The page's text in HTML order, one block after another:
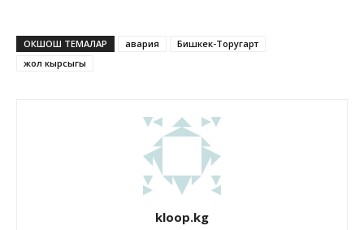
ОКШОШ ТЕМАЛАР авария
Бишкек-Торугарт
жол кырсыгы
kloop.kg